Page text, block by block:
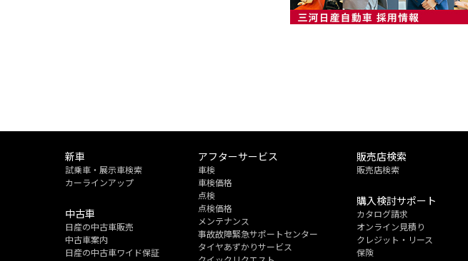
新車
試乗車・展示車検索
カーラインアップ
中古車
日産の中古車販売
中古車案内
日産の中古車ワイド保証
アフターサービス
車検
車検価格
点検
点検価格
メンテナンス
事故故障緊急サポートセンター
タイヤあずかりサービス
販売店検索
販売店検索
購入検討サポート
カタログ請求
オンライン見積り
クレジット・リース
保険